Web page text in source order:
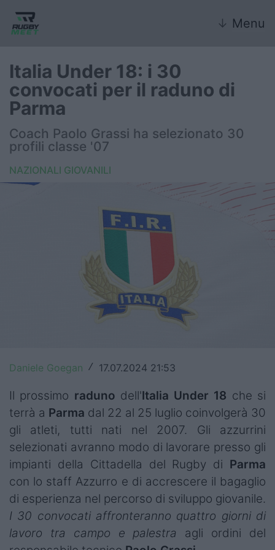
↓ Menu
Nazionale
Nazionali giovanili
FIR
United Rugby Championship
Challenge Cup
World Rugby
Rugby World Cup
Super Rugby
Rugby in TV
Mercato
Serie A Elite
Italia Under 18: i 30
convocati per il raduno di
Parma
Coach Paolo Grassi ha selezionato 30
profili classe '07
NAZIONALI GIOVANILI
Daniele Goegan / 17.07.2024 21:53
Il prossimo raduno dell'Italia Under 18 che si
terrà a Parma dal 22 al 25 luglio coinvolgerà 30
gli atleti, tutti nati nel 2007. Gli azzurrini
selezionati avranno modo di lavorare presso gli
impianti della Cittadella del Rugby di Parma
con lo staff Azzurro e di accrescere il bagaglio
di esperienza nel percorso di sviluppo giovanile.
I 30 convocati affronteranno quattro giorni di
lavoro tra campo e palestra
agli ordini del